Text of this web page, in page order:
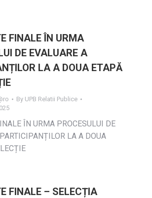
FINALE ÎN URMA
DE EVALUARE A
LA A DOUA ETAPĂ
By UPB Relatii Publice
ÎN URMA PROCESULUI DE
LA A DOUA
FINALE – SELECȚIA